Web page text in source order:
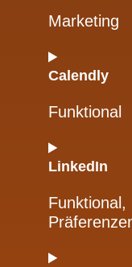
Marketing
Calendly
Funktional
LinkedIn
Funktional,